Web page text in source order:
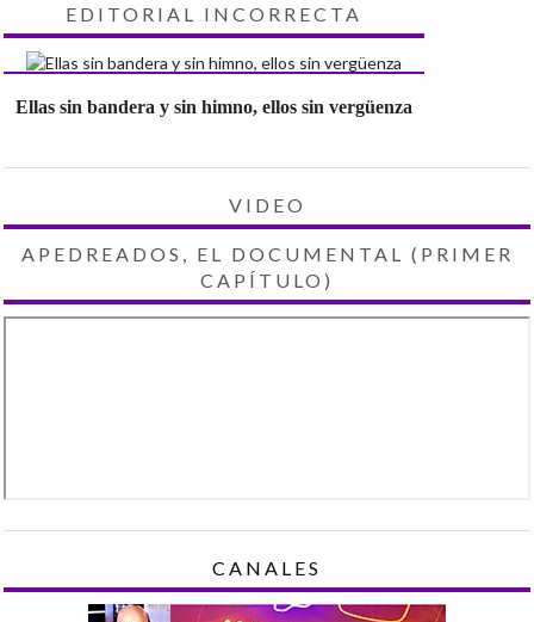
EDITORIAL INCORRECTA
Ellas sin bandera y sin himno, ellos sin vergüenza
VIDEO
APEDREADOS, EL DOCUMENTAL (PRIMER
CAPÍTULO)
CANALES